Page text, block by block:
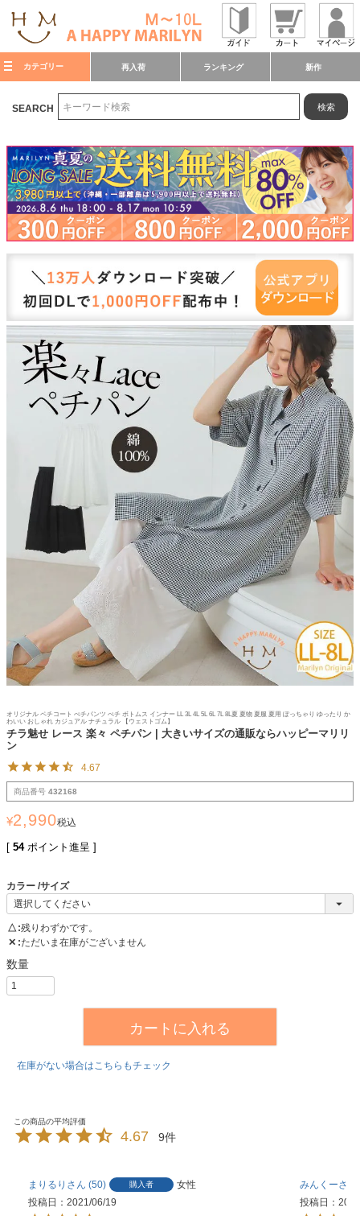
カテゴリー 再入荷 ランキング 新作
SEARCH 検索
オリジナル ペチコート ぺチパンツ ぺチ ボトムス インナー LL 3L 4L 5L 6L 7L 8L夏 夏物 夏服 夏用 ぽっちゃり ゆったり か
わいい おしゃれ カジュアル ナチュラル 【ウェストゴム】
チラ魅せ レース 楽々 ペチパン | 大きいサイズの通販ならハッピーマリリ
ン
4.67
商品番号 432168
¥2,990税込
[ 54 ポイント進呈 ]
カラー サイズ
△ 残りわずかです。
✕ ただいま在庫がございません
カートに入れる
在庫がない場合はこちらもチェック
4.67 9
まりるり 50 購入者
女性
投稿日
2021/06/19
みんくー
投稿日